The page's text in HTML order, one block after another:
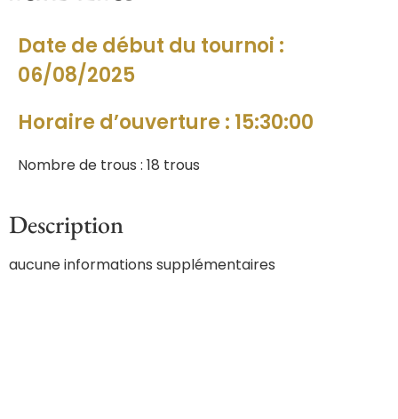
Date de début du tournoi :
06/08/2025
Horaire d’ouverture : 15:30:00
Nombre de trous : 18 trous
Description
aucune informations supplémentaires